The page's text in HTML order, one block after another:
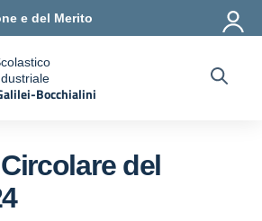
e del Merito
Bocchialini
del